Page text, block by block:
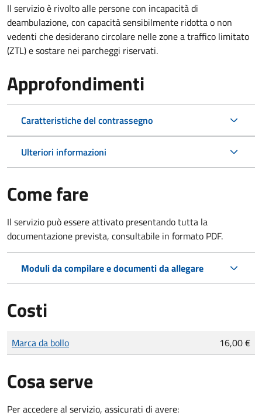
Il servizio è rivolto alle persone con incapacità di
deambulazione, con capacità sensibilmente ridotta o non
vedenti che desiderano circolare nelle zone a traffico limitato
(ZTL) e sostare nei parcheggi riservati.
Approfondimenti
Caratteristiche del contrassegno
Ulteriori informazioni
Come fare
Il servizio può essere attivato presentando tutta la
documentazione prevista, consultabile in formato PDF.
Moduli da compilare e documenti da allegare
Costi
Tipo di pagamento
Importo
Marca da bollo 16,00 €
Cosa serve
Per accedere al servizio, assicurati di avere: